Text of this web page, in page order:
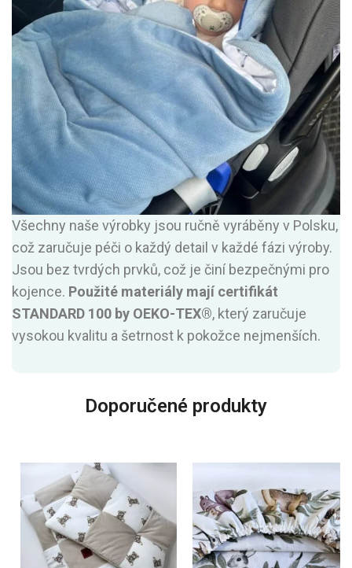
Všechny naše výrobky jsou ručně vyráběny v Polsku,
což zaručuje péči o každý detail v každé fázi výroby.
Jsou bez tvrdých prvků, což je činí bezpečnými pro
kojence. Použité materiály mají certifikát
STANDARD 100 by OEKO-TEX®, který zaručuje
vysokou kvalitu a šetrnost k pokožce nejmenších.
Doporučené produkty